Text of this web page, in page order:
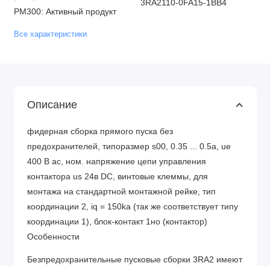
PM300: Активный продукт
3RA2110-0FA15-1BB4
Все характеристики
Описание
фидерная сборка прямого пуска без
предохранителей, типоразмер s00, 0.35 ... 0.5a, ue
400 В ас, ном. напряжение цепи управления
контактора us 24в DC, винтовые клеммы, для
монтажа на стандартной монтажной рейке, тип
координации 2, iq = 150ka (так же соответствует типу
координации 1), блок-контакт 1но (контактор)
Особенности
Безпредохранительные пусковые сборки 3RA2 имеют